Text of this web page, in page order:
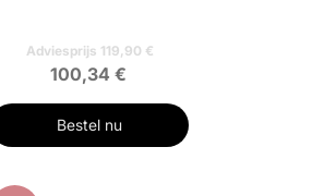
Adviesprijs 119,90 €
100,34 €
Bestel nu